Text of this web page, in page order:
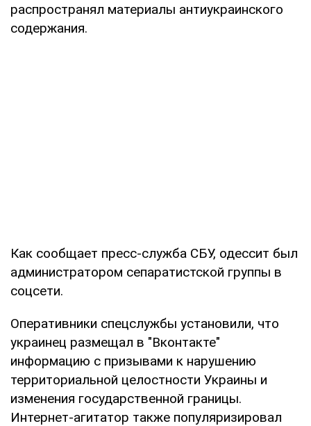
распространял материалы антиукраинского
содержания.
Как сообщает пресс-служба СБУ, одессит был
администратором сепаратистской группы в
соцсети.
Оперативники спецслужбы установили, что
украинец размещал в "Вконтакте"
информацию с призывами к нарушению
территориальной целостности Украины и
изменения государственной границы.
Интернет-агитатор также популяризировал